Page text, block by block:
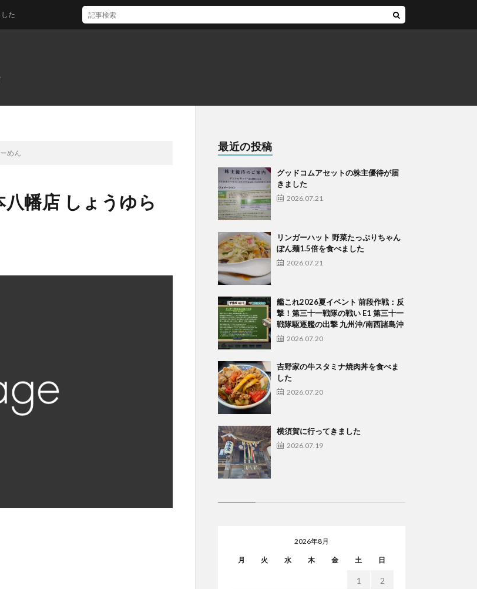
めん
幡店 しょうゆら
最近の投稿
グッドコムアセットの株主優待が届
きました
2026.07.21
リンガーハット 野菜たっぷりちゃん
ぽん麺1.5倍を食べました
2026.07.21
艦これ2026夏イベント 前段作戦：反
撃！第三十一戦隊の戦い E1 第三十一
戦隊駆逐艦の出撃 九州沖/南西諸島沖
2026.07.20
吉野家の牛スタミナ焼肉丼を食べま
した
2026.07.20
横須賀に行ってきました
2026.07.19
2026年8月
月 火 水 木 金 土 日
1 2